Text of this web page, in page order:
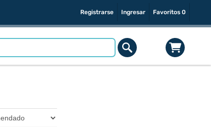
Registrarse Ingresar Favoritos 0